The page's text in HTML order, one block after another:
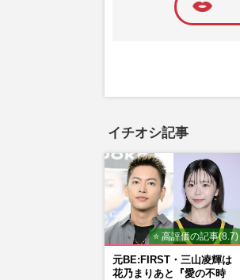
イチオシ記事
⭐ 高評価の記事(8.7)
元BE:FIRST・三山凌輝は
花乃まりあと『愛の不時